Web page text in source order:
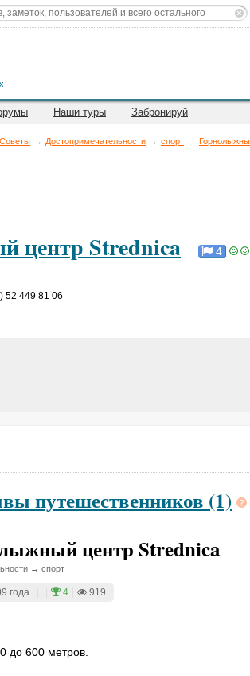
Наши туры Забронируй
Советы → Достопримечательности → спорт →
центр Strednica 4
52 449 81 06
путешественников (1)
центр Strednica
→ спорт
года 4 919
до 600 метров.